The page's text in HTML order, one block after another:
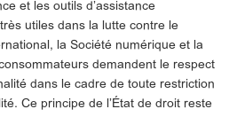
et les outils d’assistance
utiles dans la lutte contre le
la Société numérique et la
demandent le respect
dans le cadre de toute restriction
Ce principe de l’État de droit reste